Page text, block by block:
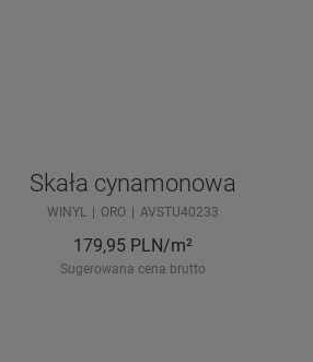
Skała cynamonowa
WINYL ORO AVSTU40233
179,95 PLN/m²
Sugerowana cena brutto